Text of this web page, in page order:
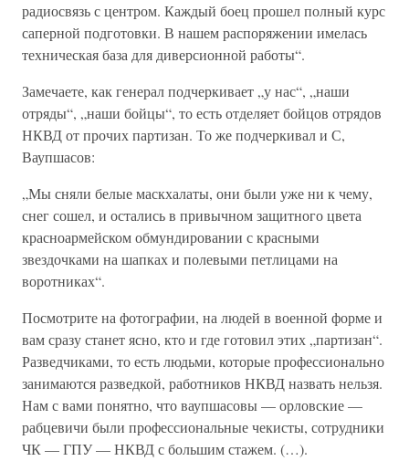
радиосвязь с центром. Каждый боец прошел полный курс
саперной подготовки. В нашем распоряжении имелась
техническая база для диверсионной работы“.
Замечаете, как генерал подчеркивает „у нас“, „наши
отряды“, „наши бойцы“, то есть отделяет бойцов отрядов
НКВД от прочих партизан. То же подчеркивал и С,
Ваупшасов:
„Мы сняли белые маскхалаты, они были уже ни к чему,
снег сошел, и остались в привычном защитного цвета
красноармейском обмундировании с красными
звездочками на шапках и полевыми петлицами на
воротниках“.
Посмотрите на фотографии, на людей в военной форме и
вам сразу станет ясно, кто и где готовил этих „партизан“.
Разведчиками, то есть людьми, которые профессионально
занимаются разведкой, работников НКВД назвать нельзя.
Нам с вами понятно, что ваупшасовы — орловские —
рабцевичи были профессиональные чекисты, сотрудники
ЧК — ГПУ — НКВД с большим стажем. (…).